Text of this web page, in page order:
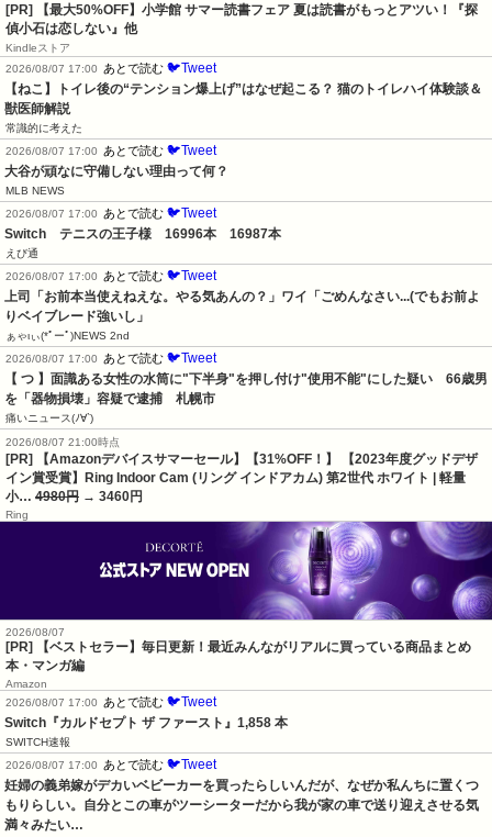
[PR]
【最大50%OFF】小学館 サマー読書フェア 夏は読書がもっとアツい！『探
偵小石は恋しない』他
Kindleストア
2026/08/07 17:00
あとで読む 🐦Tweet
【ねこ】トイレ後の“テンション爆上げ”はなぜ起こる？ 猫のトイレハイ体験談＆
獣医師解説
常識的に考えた
2026/08/07 17:00
あとで読む 🐦Tweet
大谷が頑なに守備しない理由って何？
MLB NEWS
2026/08/07 17:00
あとで読む 🐦Tweet
Switch　テニスの王子様　16996本　16987本
えび通
2026/08/07 17:00
あとで読む 🐦Tweet
上司「お前本当使えねえな。やる気あんの？」ワイ「ごめんなさい...(でもお前よ
りベイブレード強いし」
ぁゃιぃ(*ﾟーﾟ)NEWS 2nd
2026/08/07 17:00
あとで読む 🐦Tweet
【 つ 】面識ある女性の水筒に"下半身"を押し付け"使用不能"にした疑い　66歳男
を「器物損壊」容疑で逮捕　札幌市
痛いニュース(ﾉ∀`)
2026/08/07 21:00時点
[PR] 【Amazonデバイスサマーセール】【31%OFF！】 【2023年度グッドデザ
イン賞受賞】Ring Indoor Cam (リング インドアカム) 第2世代 ホワイト | 軽量
小… 4980円 → 3460円
Ring
2026/08/07
[PR] 【ベストセラー】毎日更新！最近みんながリアルに買っている商品まとめ
本・マンガ編
Amazon
2026/08/07 17:00
あとで読む 🐦Tweet
Switch『カルドセプト ザ ファースト』1,858 本
SWITCH速報
2026/08/07 17:00
あとで読む 🐦Tweet
妊婦の義弟嫁がデカいベビーカーを買ったらしいんだが、なぜか私んちに置くつ
もりらしい。自分とこの車がツーシーターだから我が家の車で送り迎えさせる気
満々みたい…